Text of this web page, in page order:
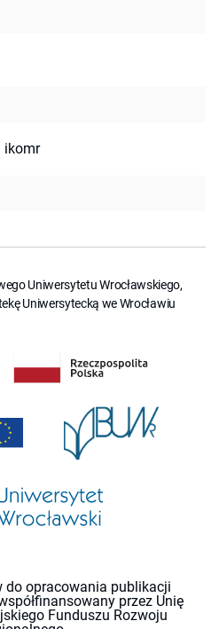
ikomr
Uniwersytetu Wrocławskiego,
Uniwersytecką we Wrocławiu
do opracowania publikacji
przez Unię
Funduszu Rozwoju